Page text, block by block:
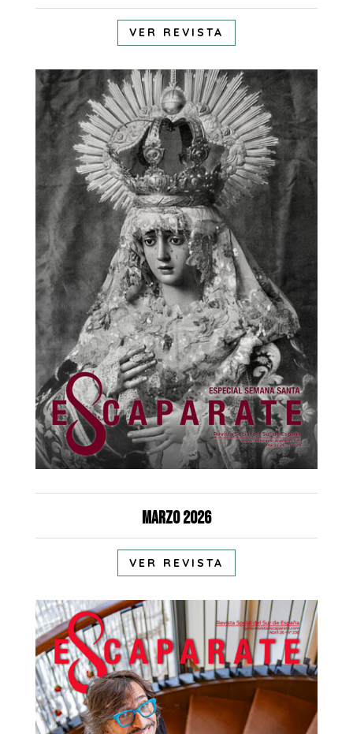
VER REVISTA
Marzo 2026
VER REVISTA